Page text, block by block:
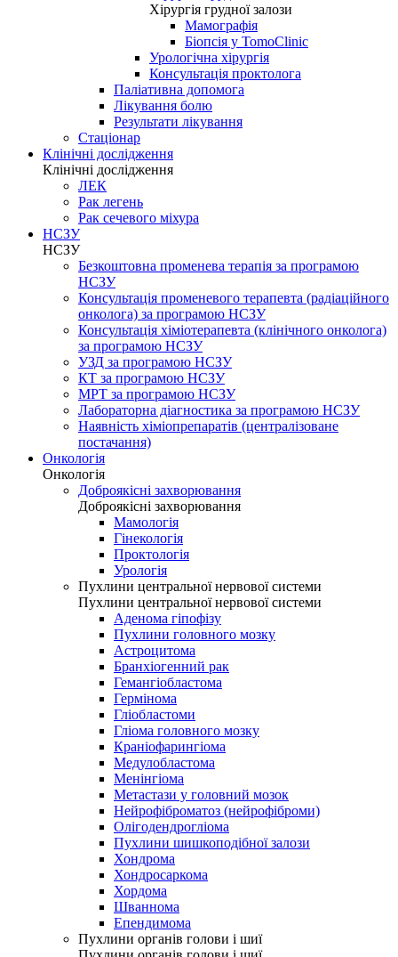
Хірургія грудної залози
Мамографія
Біопсія у TomoClinic
Урологічна хірургія
Консультація проктолога
Паліативна допомога
Лікування болю
Результати лікування
Стаціонар
Клінічні дослідження
Клінічні дослідження
ЛЕК
Рак легень
Рак сечевого міхура
НСЗУ
НСЗУ
Безкоштовна променева терапія за програмою
НСЗУ
Консультація променевого терапевта (радіаційного
онколога) за програмою НСЗУ
Консультація хіміотерапевта (клінічного онколога)
за програмою НСЗУ
УЗД за програмою НСЗУ
КТ за програмою НСЗУ
МРТ за програмою НСЗУ
Лабораторна діагностика за програмою НСЗУ
Наявність хіміопрепаратів (централізоване
постачання)
Онкологія
Онкологія
Доброякісні захворювання
Доброякісні захворювання
Мамологія
Гінекологія
Проктологія
Урологія
Пухлини центральної нервової системи
Пухлини центральної нервової системи
Аденома гіпофізу
Пухлини головного мозку
Астроцитома
Бранхіогенний рак
Гемангіобластома
Гермінома
Гліобластоми
Гліома головного мозку
Краніофарингіома
Медулобластома
Менінгіома
Метастази у головний мозок
Нейрофіброматоз (нейрофіброми)
Олігодендрогліома
Пухлини шишкоподібної залози
Хондрома
Хондросаркома
Хордома
Шваннома
Епендимома
Пухлини органів голови і шиї